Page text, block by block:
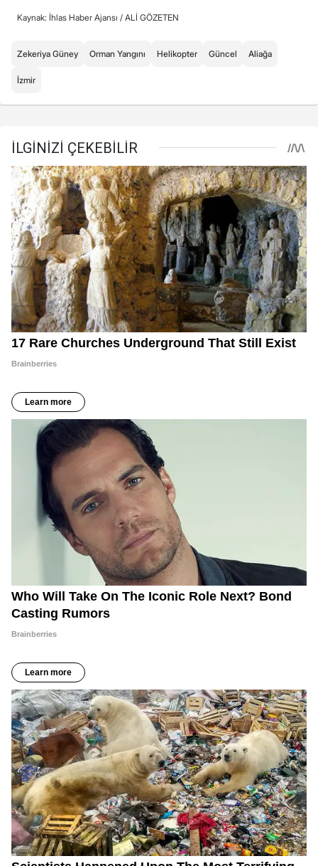
Kaynak: İhlas Haber Ajansı / ALİ GÖZETEN
Zekeriya Güney Orman Yangını Helikopter Güncel Aliağa
İzmir